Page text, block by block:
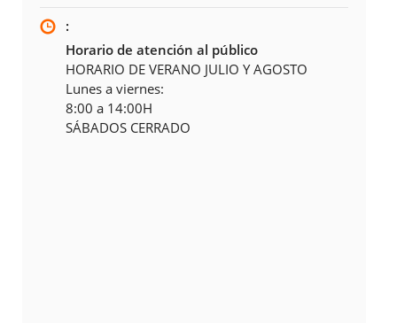
:
Horario de atención al público
HORARIO DE VERANO JULIO Y AGOSTO
Lunes a viernes:
8:00 a 14:00H
SÁBADOS CERRADO